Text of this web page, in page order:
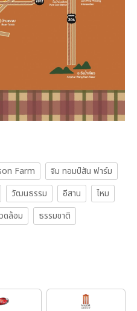
Farm
จิม ทอมป์สัน ฟาร์ม
วัฒนธรรม อีสาน
ไหม
ดล้อม
ธรรมชาติ